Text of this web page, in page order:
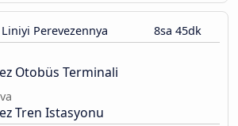
Perevezennya 8sa 45dk
Otobüs Terminali
Tren Istasyonu